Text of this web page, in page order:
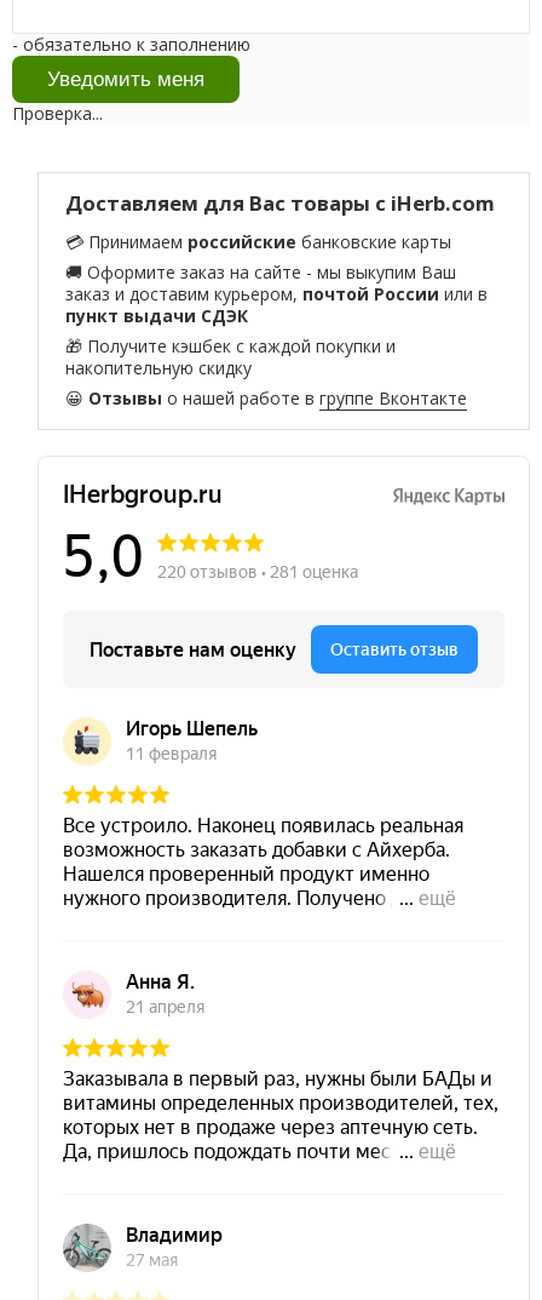
- обязательно к заполнению
Проверка...
Доставляем для Вас товары с iHerb.com
💳 Принимаем российские банковские карты
🚚 Оформите заказ на сайте - мы выкупим Ваш
заказ и доставим курьером, почтой России или в
пункт выдачи СДЭК
🎁 Получите кэшбек с каждой покупки и
накопительную скидку
😀 Отзывы о нашей работе вгруппе Вконтакте